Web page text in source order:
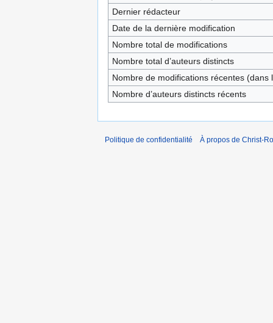
Dernier rédacteur
Date de la dernière modification
Nombre total de modifications
Nombre total d’auteurs distincts
Nombre de modifications récentes (dans
Nombre d’auteurs distincts récents
Politique de confidentialité À propos de Christ-